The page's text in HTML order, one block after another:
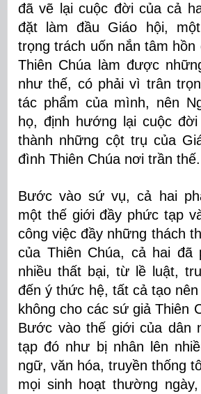
đã vẽ lại cuộc đời của cả
đặt làm đầu Giáo hội,
trọng trách uốn nắn tâm hồn
Thiên Chúa làm được
như thế, có phải vì trân
tác phẩm của mình, nên
họ, định hướng lại cuộc
thành những cột trụ của
đình Thiên Chúa nơi trần thế.
Bước vào sứ vụ, cả hai
một thế giới đầy phức tạp
công việc đầy những thách
của Thiên Chúa, cả hai đã
nhiều thất bại, từ lề luật,
đến ý thức hệ, tất cả tạo
không cho các sứ giả Thiên
Bước vào thế giới của dân
tạp đó như bị nhân lên
ngữ, văn hóa, truyền thống
mọi sinh hoạt thường